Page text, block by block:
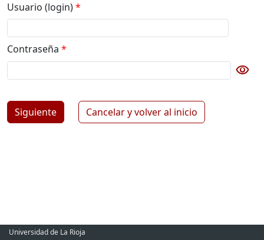
Usuario (login)*
Contraseña *
visibility
Botón para cambiar la visibilidad de la contraseña
Siguiente Cancelar y volver al inicio
Universidad de La Rioja